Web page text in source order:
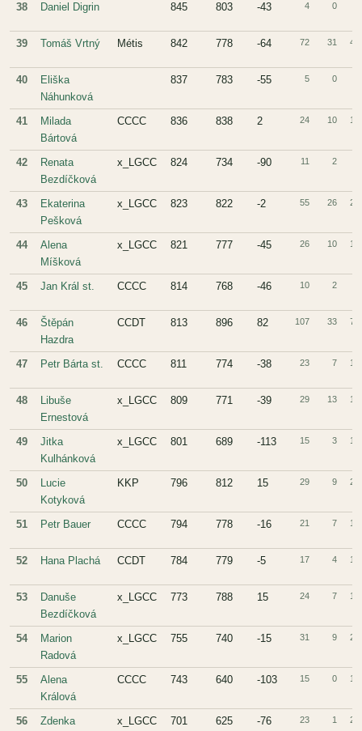
38 Daniel Digrin 845 803 -43 4 0
39 Tomáš Vrtný Métis 842 778 -64 72 31 41
40
Eliška
Náhunková
837 783 -55 5 0
41
Milada
Bártová
CCCC 836 838 2 24 10 14
42
Renata
Bezdíčková
x_LGCC 824 734 -90 11 2
43
Ekaterina
Pešková
x_LGCC 823 822 -2 55 26 29
44
Alena
Míšková
x_LGCC 821 777 -45 26 10 16
45 Jan Král st. CCCC 814 768 -46 10 2
46
Štěpán
Hazdra
CCDT 813 896 82 107 33 74
47 Petr Bárta st. CCCC 811 774 -38 23 7 16
48
Libuše
Ernestová
x_LGCC 809 771 -39 29 13 16
49
Jitka
Kulhánková
x_LGCC 801 689 -113 15 3 12
50
Lucie
Kotyková
KKP 796 812 15 29 9 20
51 Petr Bauer CCCC 794 778 -16 21 7 14
52 Hana Plachá CCDT 784 779 -5 17 4 13
53
Danuše
Bezdíčková
x_LGCC 773 788 15 24 7 17
54
Marion
Radová
x_LGCC 755 740 -15 31 9 22
55
Alena
Králová
CCCC 743 640 -103 15 0 15
56 Zdenka x_LGCC 701 625 -76 23 1 22